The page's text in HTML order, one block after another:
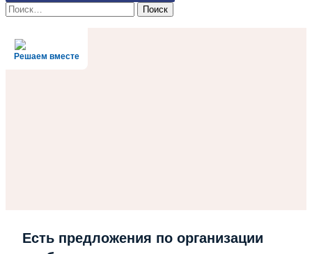
Найти:
Решаем вместе
Есть предложения по организации